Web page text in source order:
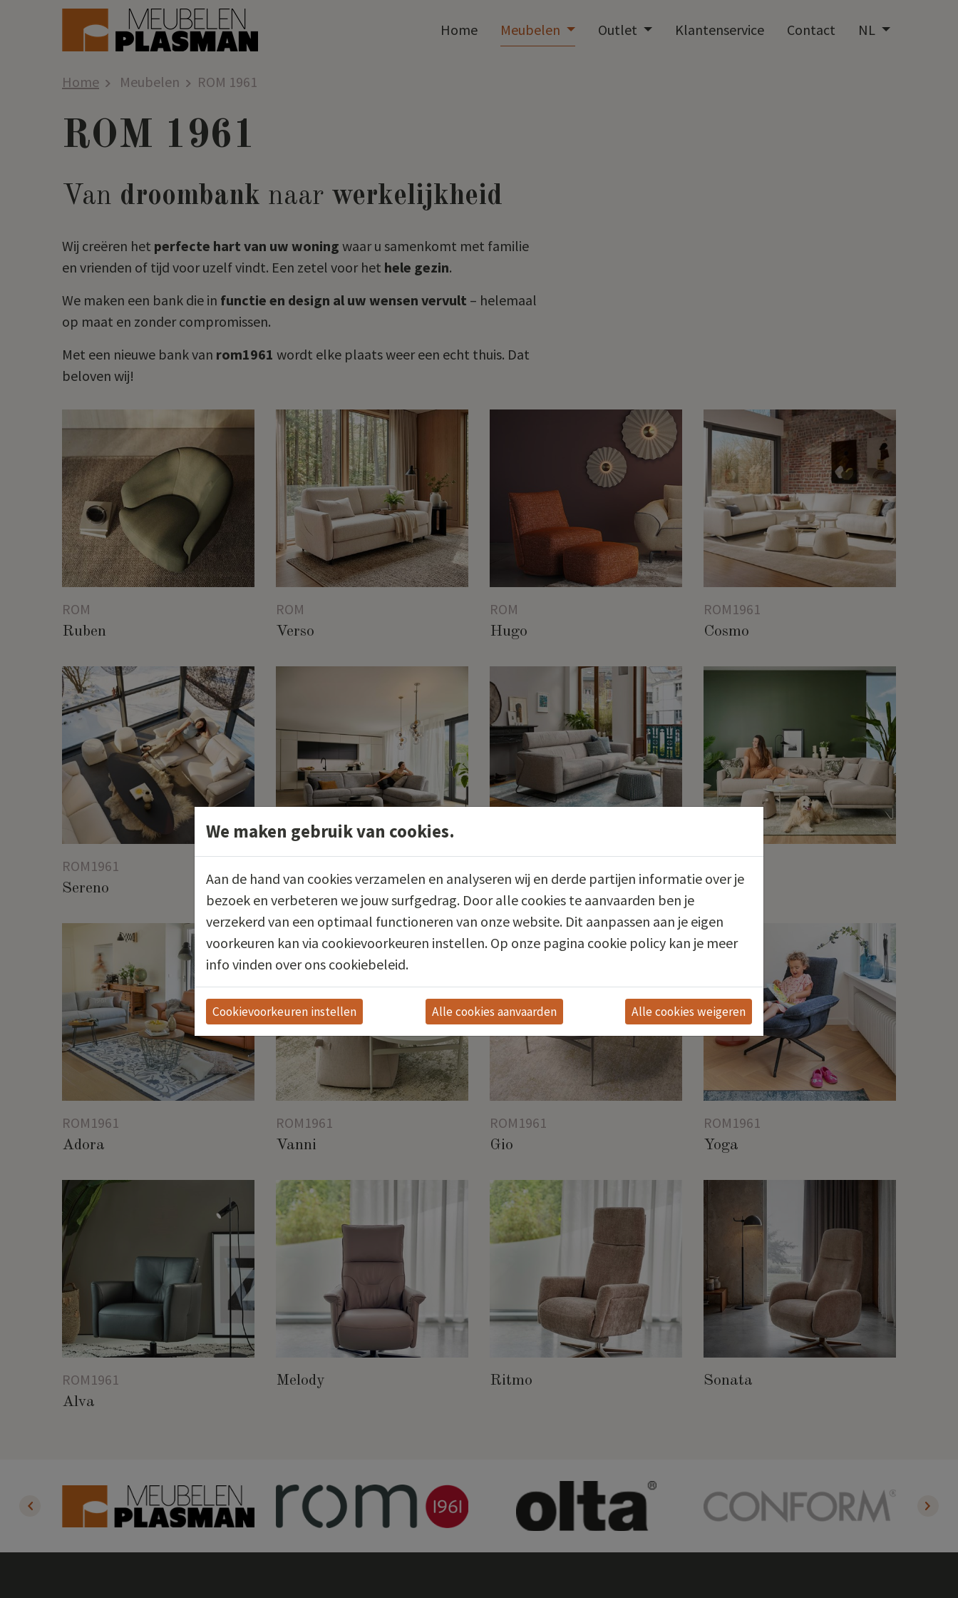
Home Meubelen Outlet Klantenservice Contact NL
Home Meubelen ROM 1961
ROM 1961
Van droombank naar werkelijkheid
Wij creëren het perfecte hart van uw woning waar u samenkomt met familie
en vrienden of tijd voor uzelf vindt. Een zetel voor het hele gezin.
We maken een bank die in functie en design al uw wensen vervult – helemaal
op maat en zonder compromissen.
Met een nieuwe bank van rom1961 wordt elke plaats weer een echt thuis. Dat
beloven wij!
ROM
Ruben
ROM
Verso
ROM
Hugo
ROM1961
Cosmo
ROM1961
Sereno Tamour Matheo Miller
ROM1961
Adora
ROM1961
Vanni
ROM1961
Gio
ROM1961
Yoga
ROM1961
Alva
Melody Ritmo Sonata
We maken gebruik van cookies.
Aan de hand van cookies verzamelen en analyseren wij en derde partijen informatie over je
bezoek en verbeteren we jouw surfgedrag. Door alle cookies te aanvaarden ben je
verzekerd van een optimaal functioneren van onze website. Dit aanpassen aan je eigen
voorkeuren kan via cookievoorkeuren instellen. Op onze pagina cookie policy kan je meer
info vinden over ons cookiebeleid.
Cookievoorkeuren instellen Alle cookies weigeren